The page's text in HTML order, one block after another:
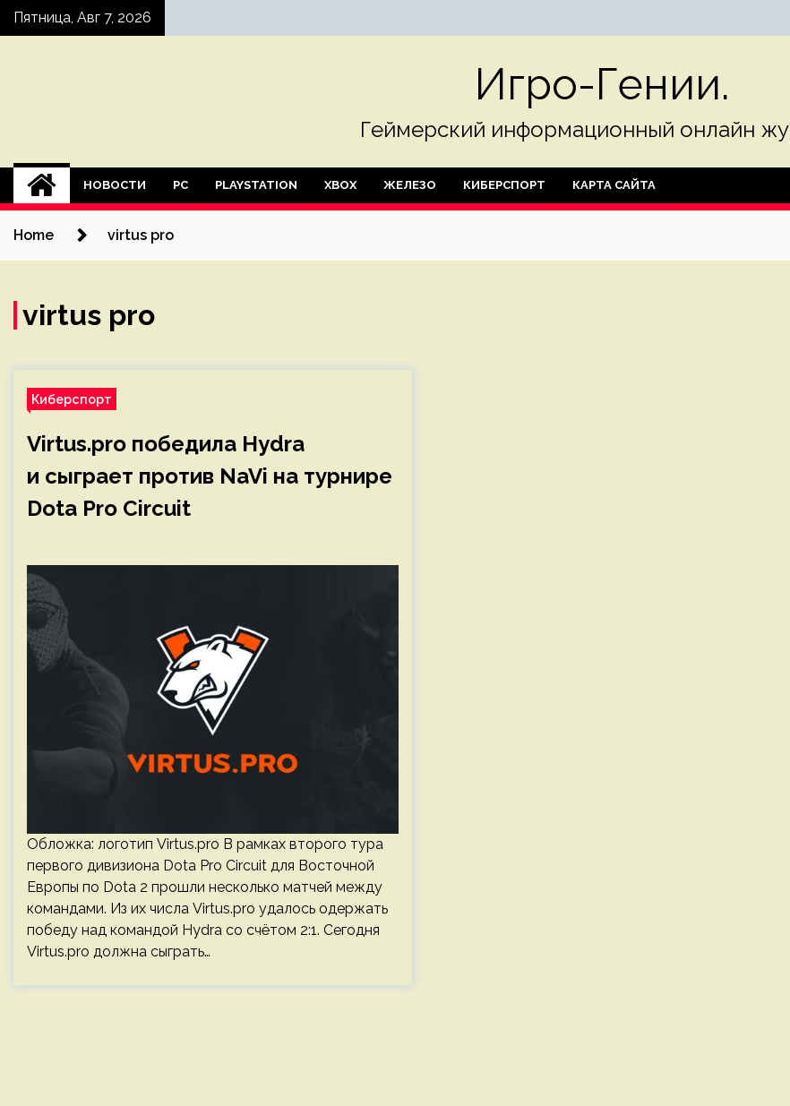
SkipПятница, Авг 7, 2026
Игро-Гении.
Геймерский информационный онлайн
НОВОСТИ PC PLAYSTATION XBOX ЖЕЛЕЗО КИБЕРСПОРТ КАРТА САЙТА
Home virtus pro
virtus pro
Киберспорт
Virtus.pro победила Hydra
и сыграет против NaVi на турнире
Dota Pro Circuit
Обложка: логотип Virtus.pro В рамках второго тура
первого дивизиона Dota Pro Circuit для Восточной
Европы по Dota 2 прошли несколько матчей между
командами. Из их числа Virtus.pro удалось одержать
победу над командой Hydra со счётом 2:1. Сегодня
Virtus.pro должна сыграть…